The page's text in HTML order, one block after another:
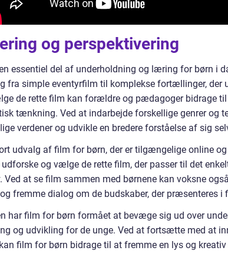
og perspektivering
essentiel del af underholdning og læring for børn i
fra simple eventyrfilm til komplekse fortællinger, der
de rette film kan forældre og pædagoger bidrage
tænkning. Ved at indarbejde forskellige genrer og
verdener og udvikle en bredere forståelse af sig
udvalg af film for børn, der er tilgængelige online
og vælge de rette film, der passer til det
Ved at se film sammen med børnene kan voksne
fremme dialog om de budskaber, der præsenteres i
har film for børn formået at bevæge sig ud over
og udvikling for de unge. Ved at fortsætte med at
film for børn bidrage til at fremme en lys og